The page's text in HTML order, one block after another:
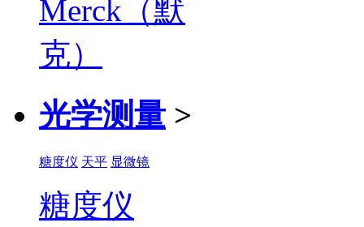
光学测量 >
糖度仪 天平 显微镜
糖度仪